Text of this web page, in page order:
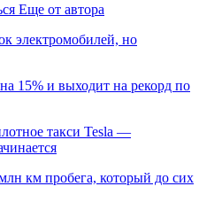
Еще от автора
электромобилей, но
15% и выходит на рекорд по
такси Tesla —
км пробега, который до сих